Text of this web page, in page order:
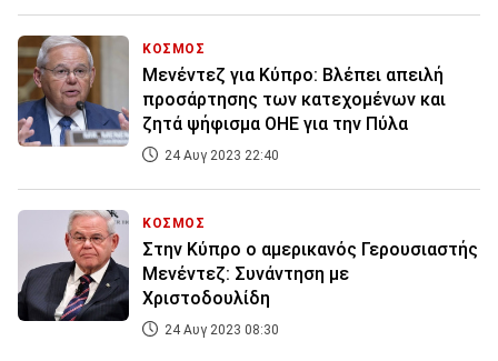
ΚΟΣΜΟΣ
Μενέντεζ για Κύπρο: Βλέπει απειλή
προσάρτησης των κατεχομένων και
ζητά ψήφισμα ΟΗΕ για την Πύλα
24 Αυγ 2023 22:40
ΚΟΣΜΟΣ
Στην Κύπρο ο αμερικανός Γερουσιαστής
Μενέντεζ: Συνάντηση με
Χριστοδουλίδη
24 Αυγ 2023 08:30